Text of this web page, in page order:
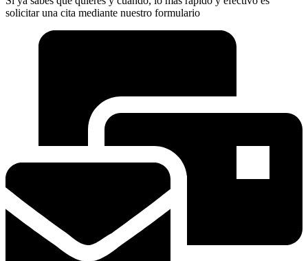
solicitar una cita mediante nuestro formulario